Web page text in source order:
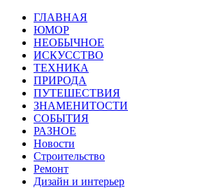
ГЛАВНАЯ
ЮМОР
НЕОБЫЧНОЕ
ИСКУССТВО
ТЕХНИКА
ПРИРОДА
ПУТЕШЕСТВИЯ
ЗНАМЕНИТОСТИ
СОБЫТИЯ
РАЗНОЕ
Новости
Строительство
Ремонт
Дизайн и интерьер